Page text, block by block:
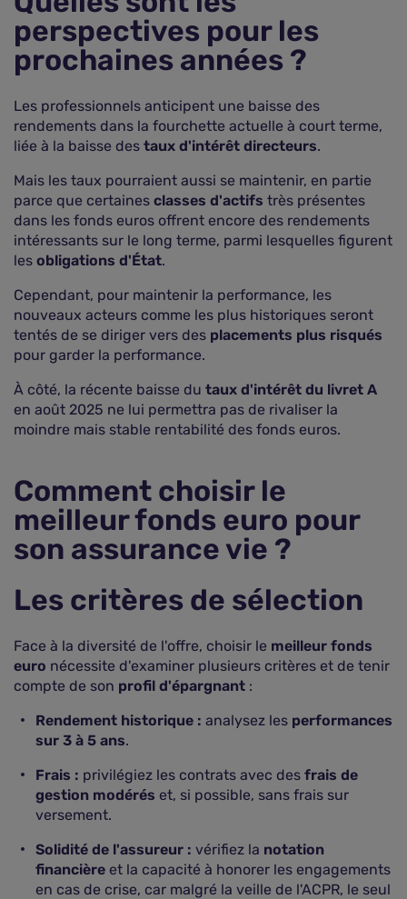
perspectives pour les
prochaines années ?
Les professionnels anticipent une baisse des
rendements dans la fourchette actuelle à court terme,
liée à la baisse des taux d'intérêt directeurs.
Mais les taux pourraient aussi se maintenir, en partie
parce que certaines classes d'actifs très présentes
dans les fonds euros offrent encore des rendements
intéressants sur le long terme, parmi lesquelles figurent
les obligations d'État.
Cependant, pour maintenir la performance, les
nouveaux acteurs comme les plus historiques seront
tentés de se diriger vers des placements plus risqués
pour garder la performance.
À côté, la récente baisse du taux d'intérêt du livret A
en août 2025 ne lui permettra pas de rivaliser la
moindre mais stable rentabilité des fonds euros.
Comment choisir le
meilleur fonds euro pour
son assurance vie ?
Les critères de sélection
Face à la diversité de l'offre, choisir le meilleur fonds
euro nécessite d'examiner plusieurs critères et de tenir
compte de son profil d'épargnant :
Rendement historique : analysez les performances
sur 3 à 5 ans.
Frais : privilégiez les contrats avec des frais de
gestion modérés et, si possible, sans frais sur
versement.
Solidité de l'assureur : vérifiez la notation
financière et la capacité à honorer les engagements
en cas de crise, car malgré la veille de l'ACPR, le seul